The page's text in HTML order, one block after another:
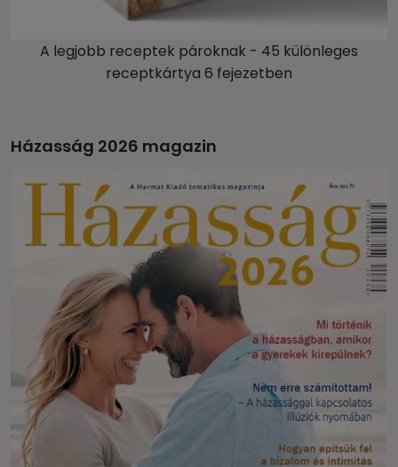
A legjobb receptek pároknak - 45 különleges
receptkártya 6 fejezetben
Házasság 2026 magazin